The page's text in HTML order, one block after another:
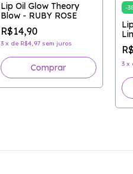
Lip Oil Glow Theory
Blow - RUBY ROSE
R$14,90
3 x de R$4,97 sem juros
Comprar
-
3 x